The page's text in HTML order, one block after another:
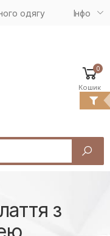
одягу Iнфо
0
Кошик
з